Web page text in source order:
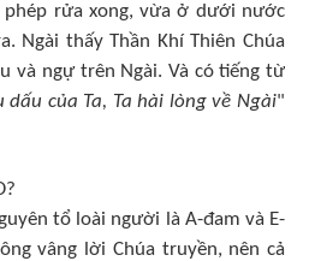
phép rửa xong, vừa ở dưới nước
Ngài thấy Thần Khí Thiên Chúa
và ngự trên Ngài. Và có tiếng từ
dấu của Ta, Ta hài lòng về Ngài"
tổ loài người là A-đam và E-
vâng lời Chúa truyền, nên cả